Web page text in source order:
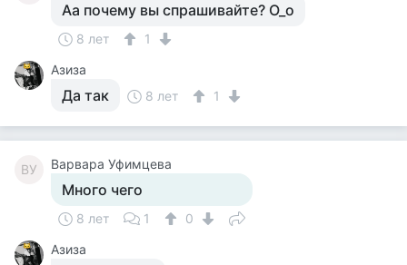
Аа почему вы спрашивайте? О_о
8 лет
1
Азиза
Да так 8 лет 1
ВУ Варвара Уфимцева
Много чего
8 лет 1
0
Азиза